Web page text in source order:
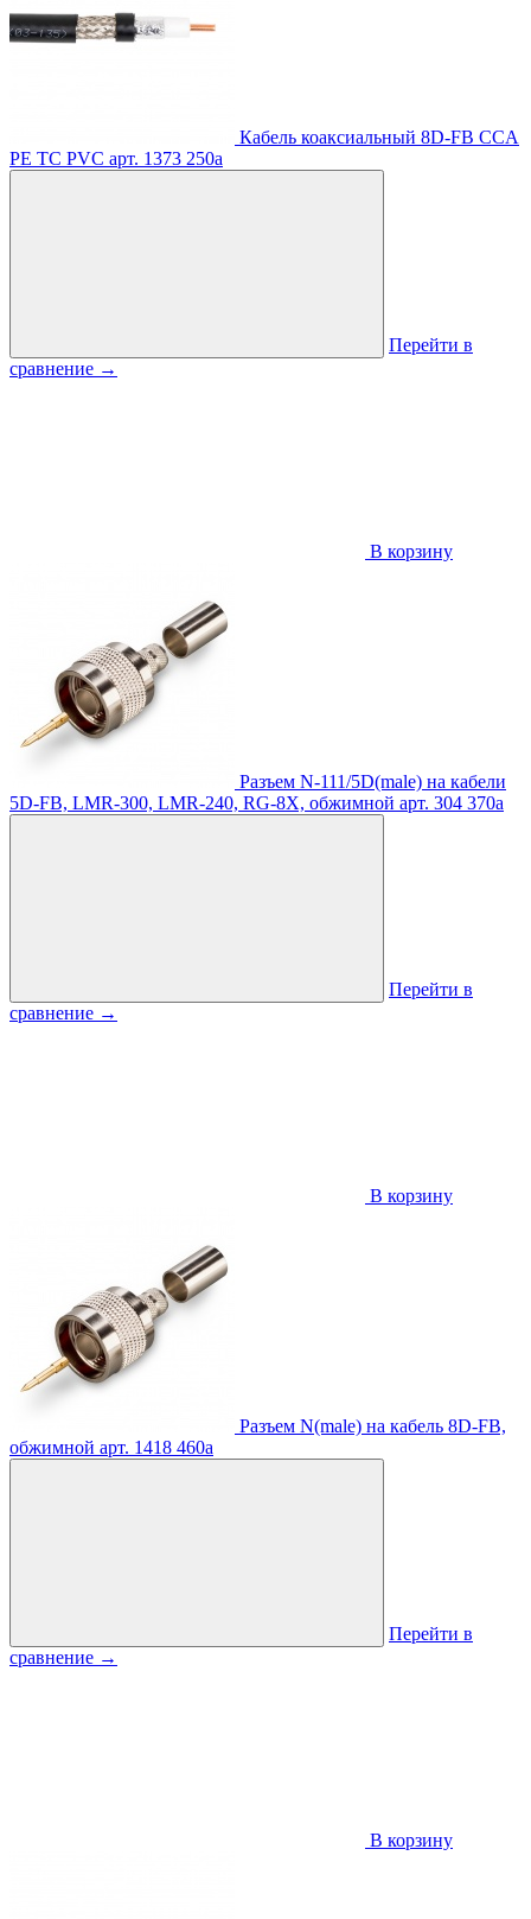
Кабель коаксиальный 8D-FB CCA
PE TC PVC арт. 1373 250a
Перейти в
сравнение →
В корзину
Разъем N-111/5D(male) на кабели
5D-FB, LMR-300, LMR-240, RG-8X, обжимной арт. 304 370a
Перейти в
сравнение →
В корзину
Разъем N(male) на кабель 8D-FB,
обжимной арт. 1418 460a
Перейти в
сравнение →
В корзину